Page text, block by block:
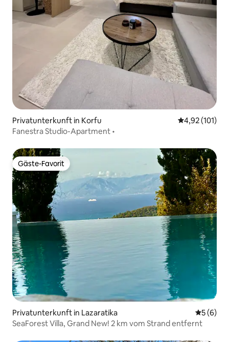
Privatunterkunft in Korfu
4,92 (101)
Fanestra Studio-Apartment •
Gäste-Favorit
Gäste-Favorit
Privatunterkunft in Lazaratika
5 (6)
SeaForest Villa, Grand New! 2 km vom Strand entfernt